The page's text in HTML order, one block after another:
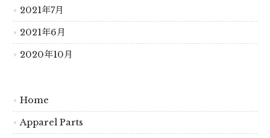
2021年7月
2021年6月
2020年10月
Home
Apparel Parts